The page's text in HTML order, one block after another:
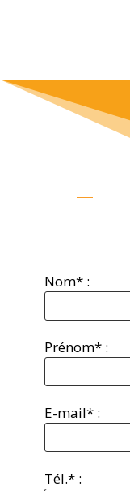
Nom* :
Prénom* :
E-mail* :
Tél.* :